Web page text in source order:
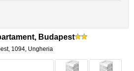
Budapest
, 1094, Ungheria